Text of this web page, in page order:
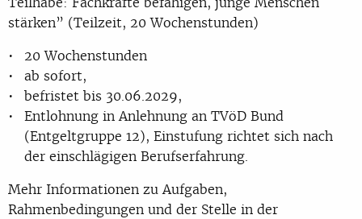
stärken” (Teilzeit, 20 Wochenstunden)
20 Wochenstunden
ab sofort,
befristet bis 30.06.2029,
Entlohnung in Anlehnung an TVöD Bund
(Entgeltgruppe 12), Einstufung richtet sich nach
der einschlägigen Berufserfahrung.
Mehr Informationen zu Aufgaben,
Rahmenbedingungen und der Stelle in der